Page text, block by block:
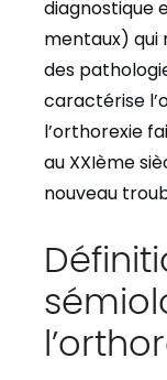
diagnostique
mentaux) qui
des
caractérise
l’orthorexie
au XXIème
nouveau